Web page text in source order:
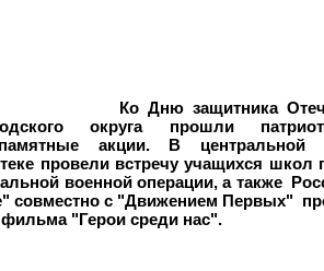
Ко Дню защитника
округа прошли
акции. В центральной
провели встречу учащихся школ
военной операции, а также
совместно с "Движением Первых"
"Герои среди нас".